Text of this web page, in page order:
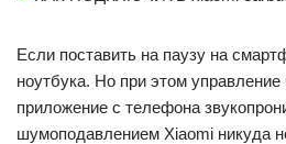
Если поставить на паузу на
ноутбука. Но при этом
приложение с телефона
шумоподавлением Xiaomi никуда